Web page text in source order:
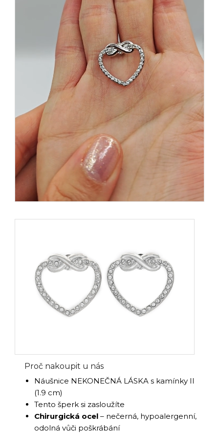
Proč nakoupit u nás
Náušnice NEKONEČNÁ LÁSKA s kamínky II
(1.9 cm)
Tento šperk si zasloužíte
Chirurgická ocel – nečerná, hypoalergenní,
odolná vůči poškrábání